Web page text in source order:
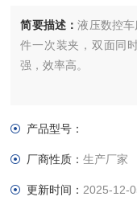
简要描述：液压数控
件一次装夹，双面同
强，效率高。
产品型号：
厂商性质：生产厂家
更新时间： 2025-12-